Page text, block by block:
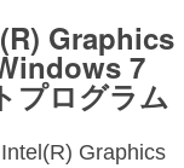
Graphics
7
プログラム
Graphics